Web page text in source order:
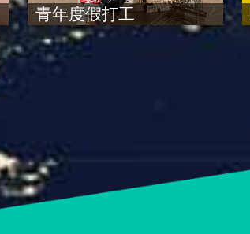
青年度假打工